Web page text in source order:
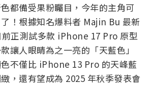
都備受果粉矚目，今年的主角可
！根據知名爆料者 Majin Bu 最新
正測試多款 iPhone 17 Pro 原型
讓人眼睛為之一亮的「天藍色」
不僅比 iPhone 13 Pro 的天峰藍
，還有望成為 2025 年秋季發表會